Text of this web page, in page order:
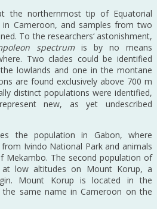
the northernmost tip of Equatorial
in Cameroon, and samples from two
To the researchers‘ astonishment,
spectrumis by no means
Two clades could be identified
lowlands and one in the montane
are found exclusively above 700 m
distinct populations were identified,
new, as yet undescribed
the population in Gabon, where
Ivindo National Park and animals
Mekambo. The second population of
low altitudes on Mount Korup, a
Mount Korup is located in the
same name in Cameroon on the